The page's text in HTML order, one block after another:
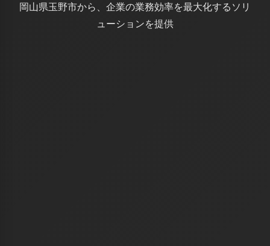
岡山県玉野市から、企業の業務効率を最大化するソリ
ューションを提供